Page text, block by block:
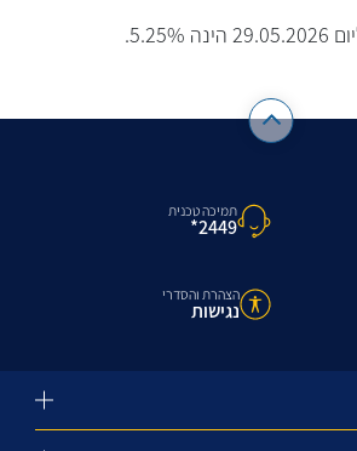
תמיכה טכנית
2449*
הצהרת והסדרי
נגישות